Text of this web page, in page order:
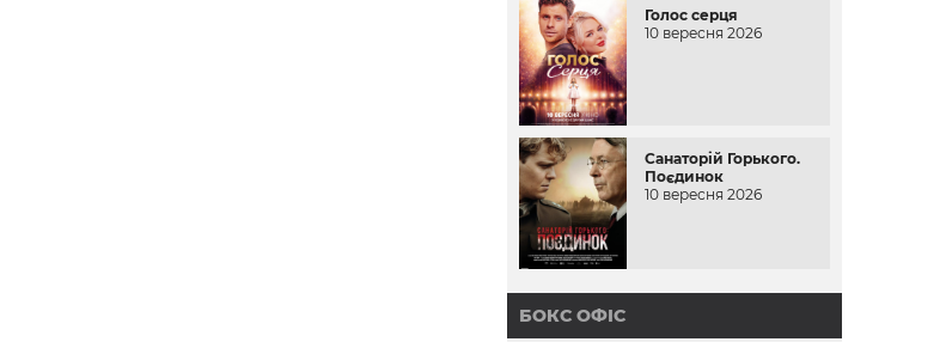
Голос серця
10 вересня 2026
Санаторій Горького.
Поєдинок
10 вересня 2026
БОКС ОФІС